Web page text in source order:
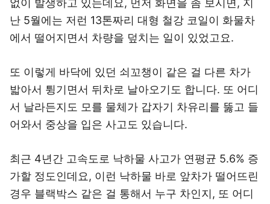
없이 발생하고 있는데요, 먼저 화면을 좀 보시면, 지
난 5월에는 저런 13톤짜리 대형 철강 코일이 화물차
에서 떨어지면서 차량을 덮치는 일이 있었고요.
또 이렇게 바닥에 있던 쇠꼬챙이 같은 걸 다른 차가
밟아서 튕기면서 뒤차로 날아오기도 합니다. 또 어디
서 날라든지도 모를 물체가 갑자기 차유리를 뚫고 들
어와서 중상을 입은 사고도 있습니다.
최근 4년간 고속도로 낙하물 사고가 연평균 5.6% 증
가할 정도인데요, 이런 낙하물 바로 앞차가 떨어뜨린
경우 블랙박스 같은 걸 통해서 누구 차인지, 또 어디